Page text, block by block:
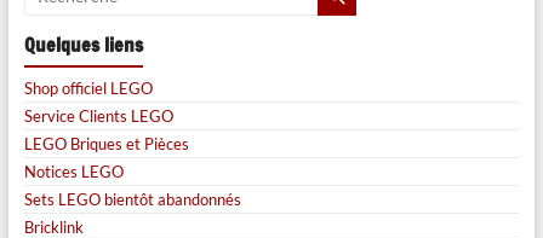
Quelques liens
Shop officiel LEGO
Service Clients LEGO
LEGO Briques et Pièces
Notices LEGO
Sets LEGO bientôt abandonnés
Bricklink